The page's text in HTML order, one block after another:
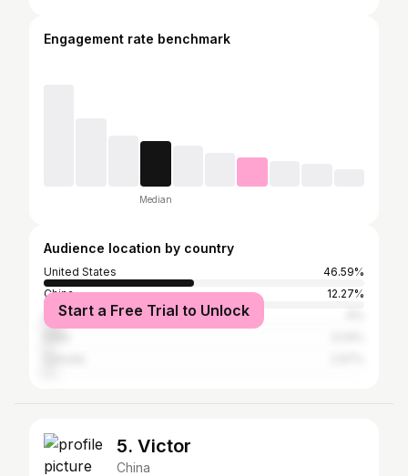
Engagement rate benchmark
Median
Audience location by country
United States
46.59%
China
12.27%
United Kingdom
Start a Free Trial to Unlock
5. Victor
China